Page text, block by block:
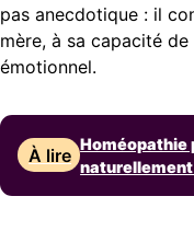
pas anecdotique : il
mère, à sa capacité
émotionnel.
À lire
Homéopathie